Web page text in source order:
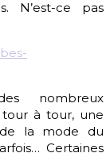
N’est-ce pas
nombreux
tour à tour, une
de la mode du
Certaines